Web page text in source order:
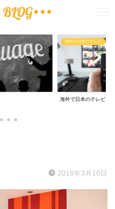
海外で日本のテレビ
海外で日本のテレビ
2018年3月10日